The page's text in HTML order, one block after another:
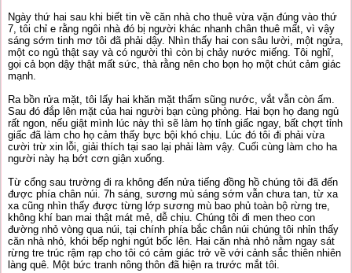
Ngày thứ hai sau khi biết tin về căn nhà cho thuê vừa vặn đúng vào thứ
7, tôi chỉ e rằng ngôi nhà đó bị người khác nhanh chân thuê mất, vì vậy
sáng sớm tinh mơ tôi đã phải dậy. Nhìn thấy hai con sâu lười, một ngửa,
một co ngủ thật say và có người thì còn bị chảy nước miếng. Tôi nghĩ,
gọi cả bọn dậy thật mất sức, thà rằng nên cho bọn họ một chút cảm giác
mạnh.
Ra bồn rửa mặt, tôi lấy hai khăn mặt thấm sũng nước, vắt vẫn còn ấm.
Sau đó đắp lên mặt của hai người bạn cùng phòng. Hai bọn họ đang ngủ
rất ngon, nếu giật mình lúc này thì sẽ làm họ tỉnh giấc ngay, bất chợt tỉnh
giấc đã làm cho họ cảm thấy bực bội khó chịu. Lúc đó tôi đi phải vừa
cười trừ xin lỗi, giải thích tại sao lại phải làm vậy. Cuối cùng làm cho ha
người này hạ bớt cơn giận xuống.
Từ cổng sau trường đi ra không đến nửa tiếng đồng hồ chúng tôi đã đến
được phía chân núi. 7h sáng, sương mù sáng sớm vẫn chưa tan, từ xa
xa cũng nhìn thấy được từng lớp sương mù bao phủ toàn bộ rừng tre,
không khí ban mai thật mát mẻ, dễ chịu. Chúng tôi đi men theo con
đường nhỏ vòng qua núi, tại chính phía bắc chân núi chúng tôi nhỉn thấy
căn nhà nhỏ, khói bếp nghi ngút bốc lên. Hai căn nhà nhỏ nằm ngay sát
rừng tre trúc rậm rạp cho tôi có cảm giác trở về với cảnh sắc thiên nhiên
làng quê. Một bức tranh nông thôn đã hiện ra trước mắt tôi.